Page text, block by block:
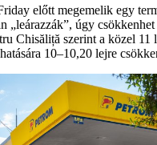
előtt megemelik egy
„leárazzák”, úgy csökkenhet
Chisăliță szerint a közel 11
10–10,20 lejre